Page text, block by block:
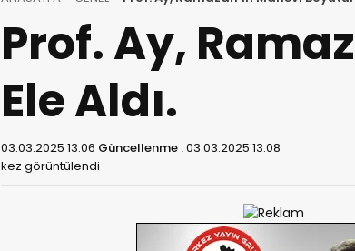
Prof. Ay,
Ele Aldı.
03.03.2025 13:06 Güncellenme :03.03.2025 13:08
kez görüntülendi